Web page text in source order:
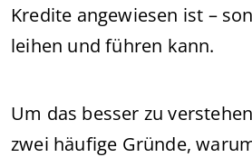
Kredite angewiesen ist –
leihen und führen kann.
Um das besser zu
zwei häufige Gründe,